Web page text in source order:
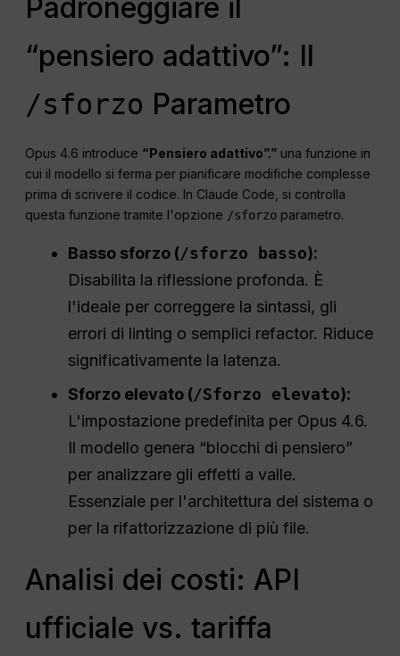
Padroneggiare il
“pensiero adattivo”: Il
/sforzo Parametro
Opus 4.6 introduce “Pensiero adattivo”.” una funzione in
cui il modello si ferma per pianificare modifiche complesse
prima di scrivere il codice. In Claude Code, si controlla
questa funzione tramite l'opzione /sforzo parametro.
Basso sforzo (/sforzo basso):
Disabilita la riflessione profonda. È
l'ideale per correggere la sintassi, gli
errori di linting o semplici refactor. Riduce
significativamente la latenza.
Sforzo elevato (/Sforzo elevato):
L'impostazione predefinita per Opus 4.6.
Il modello genera “blocchi di pensiero”
per analizzare gli effetti a valle.
Essenziale per l'architettura del sistema o
per la rifattorizzazione di più file.
Analisi dei costi: API
ufficiale vs. tariffa